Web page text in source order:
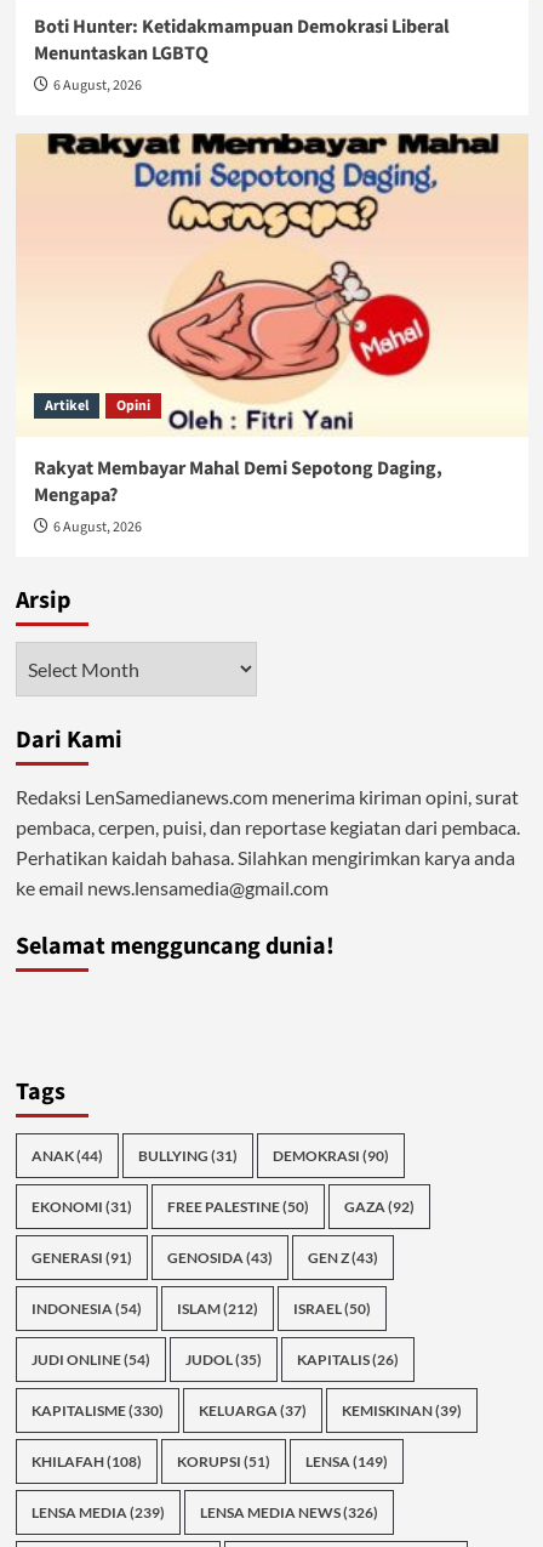
Boti Hunter: Ketidakmampuan Demokrasi Liberal
Menuntaskan LGBTQ
6 August, 2026
Artikel Opini
Rakyat Membayar Mahal Demi Sepotong Daging,
Mengapa?
6 August, 2026
Arsip
Dari Kami
Redaksi LenSamedianews.com menerima kiriman opini, surat
pembaca, cerpen, puisi, dan reportase kegiatan dari pembaca.
Perhatikan kaidah bahasa. Silahkan mengirimkan karya anda
ke email news.lensamedia@gmail.com
Selamat mengguncang dunia!
Tags
ANAK(44) BULLYING (31) DEMOKRASI (90)
EKONOMI (31) FREE PALESTINE(50) GAZA(92)
GENERASI (91) GENOSIDA(43) GEN Z(43)
INDONESIA(54) ISLAM(212) ISRAEL(50)
JUDI ONLINE(54) JUDOL(35) KAPITALIS(26)
KAPITALISME(330) KELUARGA(37) KEMISKINAN(39)
KHILAFAH(108) KORUPSI (51) LENSA(149)
LENSA MEDIA(239) LENSA MEDIA NEWS(326)